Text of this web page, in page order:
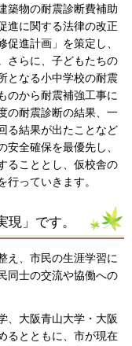
築物の耐震診断費補助
進に関する法律の改正
進計画」を策定し、
さらに、子どもたちの
となる小中学校の耐震
のから耐震補強工事に
の耐震診断の結果、一
る結果が出たことなど
全確保を最優先し、
ることとし、仮校舎の
行っていきます。
」です。
え、市民の生涯学習に
同士の交流や協働への
、大阪青山大学・大阪
るとともに、市が現在